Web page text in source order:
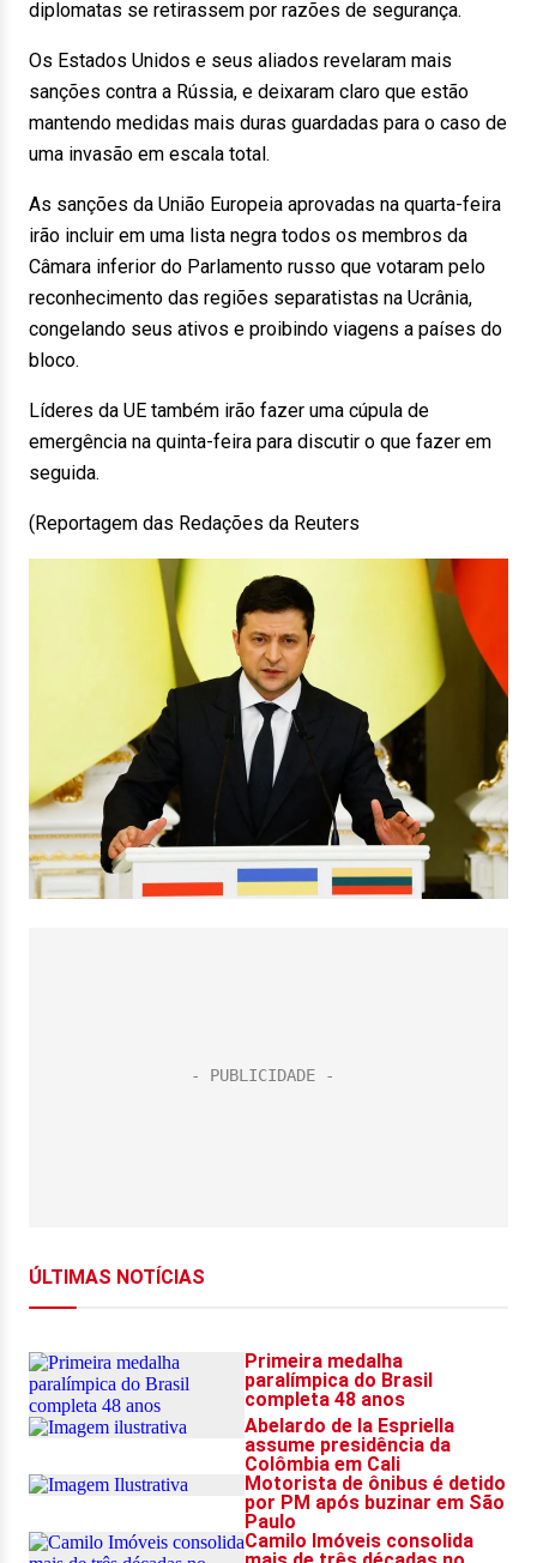
diplomatas se retirassem por razões de segurança.
Os Estados Unidos e seus aliados revelaram mais
sanções contra a Rússia, e deixaram claro que estão
mantendo medidas mais duras guardadas para o caso de
uma invasão em escala total.
As sanções da União Europeia aprovadas na quarta-feira
irão incluir em uma lista negra todos os membros da
Câmara inferior do Parlamento russo que votaram pelo
reconhecimento das regiões separatistas na Ucrânia,
congelando seus ativos e proibindo viagens a países do
bloco.
Líderes da UE também irão fazer uma cúpula de
emergência na quinta-feira para discutir o que fazer em
seguida.
(Reportagem das Redações da Reuters